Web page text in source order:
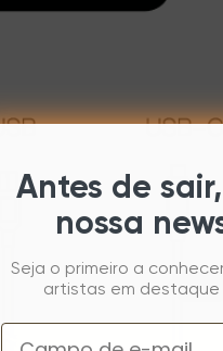
Antes de
nossa
Seja o primeiro a
artistas em destaque
Email